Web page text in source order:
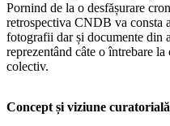
Pornind de la o desfășurare
retrospectiva CNDB va consta
fotografii dar și documente din
reprezentând câte o întrebare
colectiv.
Concept și viziune